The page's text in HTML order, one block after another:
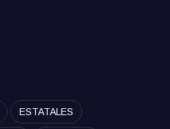
ESTATALES